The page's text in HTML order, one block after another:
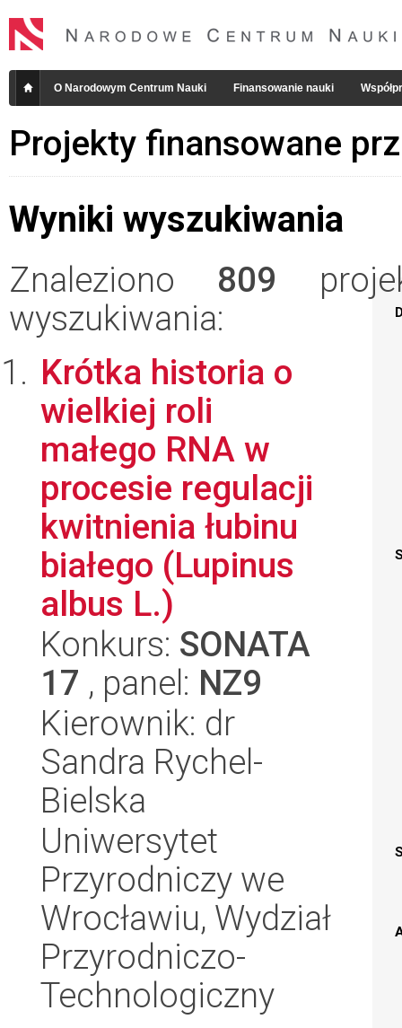
O Narodowym Centrum Nauki Finansowanie nauki
Projekty finansowane
Wyniki wyszukiwania
Znaleziono 809
wyszukiwania:
Krótka historia o
wielkiej roli
małego RNA w
procesie regulacji
kwitnienia łubinu
białego (Lupinus
albus L.)
Konkurs: SONATA
17 , panel: NZ9
Kierownik: dr
Sandra Rychel-
Bielska
Uniwersytet
Przyrodniczy we
Wrocławiu, Wydział
Przyrodniczo-
Technologiczny